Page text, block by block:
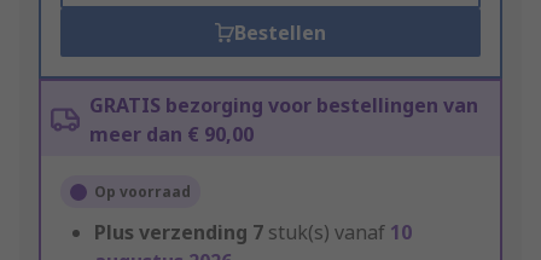
Bestellen
GRATIS bezorging voor bestellingen van
meer dan € 90,00
Op voorraad
Plus verzending 7 stuk(s) vanaf 10